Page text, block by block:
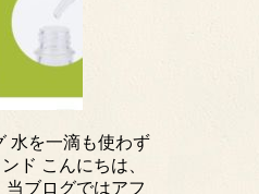
水を一滴も使わず
ド こんにちは、
ブログではアフ